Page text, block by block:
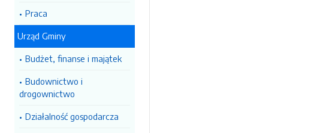
Praca
Urząd Gminy
Budżet, finanse i majątek
Budownictwo i
drogownictwo
Działalność gospodarcza